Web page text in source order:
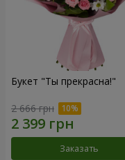
Букет "Ты прекрасна!"
2 666 грн
Заказать